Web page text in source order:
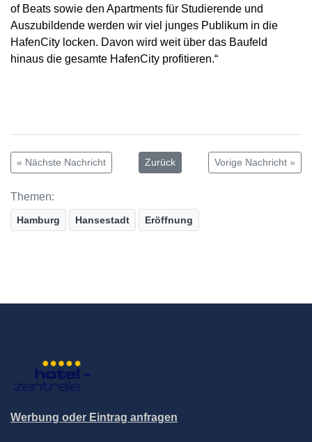
of Beats sowie den Apartments für Studierende und
Auszubildende werden wir viel junges Publikum in die
HafenCity locken. Davon wird weit über das Baufeld
hinaus die gesamte HafenCity profitieren.“
« Nächste Nachricht Zurück Vorige Nachricht »
Themen:
Hamburg Hansestadt Eröffnung
Werbung oder Eintrag anfragen